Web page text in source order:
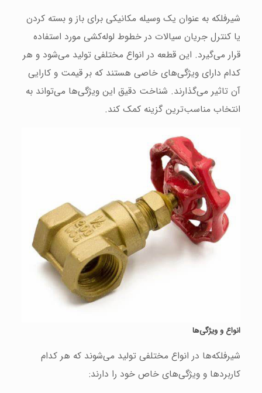
شیرفلکه به عنوان یک وسیله مکانیکی برای باز و بسته کردن
یا کنترل جریان سیالات در خطوط لوله‌کشی مورد استفاده
قرار می‌گیرد. این قطعه در انواع مختلفی تولید می‌شود و هر
کدام دارای ویژگی‌های خاصی هستند که بر قیمت و کارایی
آن تاثیر می‌گذارند. شناخت دقیق این ویژگی‌ها می‌تواند به
انتخاب مناسب‌ترین گزینه کمک کند.
انواع و ویژگی‌ها
شیرفلکه‌ها در انواع مختلفی تولید می‌شوند که هر کدام
کاربردها و ویژگی‌های خاص خود را دارند: